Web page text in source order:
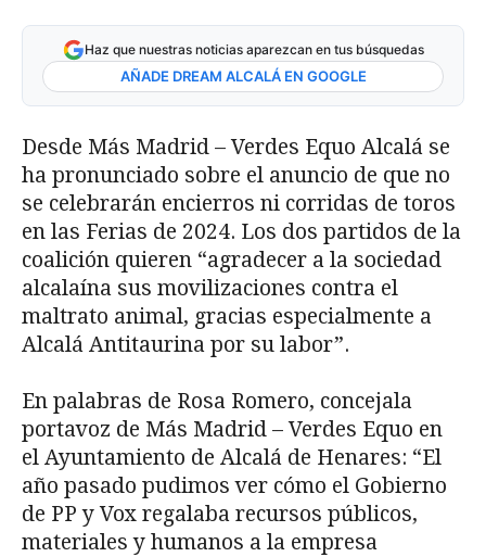
Haz que nuestras noticias aparezcan en tus búsquedas
AÑADE DREAM ALCALÁ EN GOOGLE
Desde Más Madrid – Verdes Equo Alcalá se
ha pronunciado sobre el anuncio de que no
se celebrarán encierros ni corridas de toros
en las Ferias de 2024. Los dos partidos de la
coalición quieren “agradecer a la sociedad
alcalaína sus movilizaciones contra el
maltrato animal, gracias especialmente a
Alcalá Antitaurina por su labor”.
En palabras de Rosa Romero, concejala
portavoz de Más Madrid – Verdes Equo en
el Ayuntamiento de Alcalá de Henares: “El
año pasado pudimos ver cómo el Gobierno
de PP y Vox regalaba recursos públicos,
materiales y humanos a la empresa